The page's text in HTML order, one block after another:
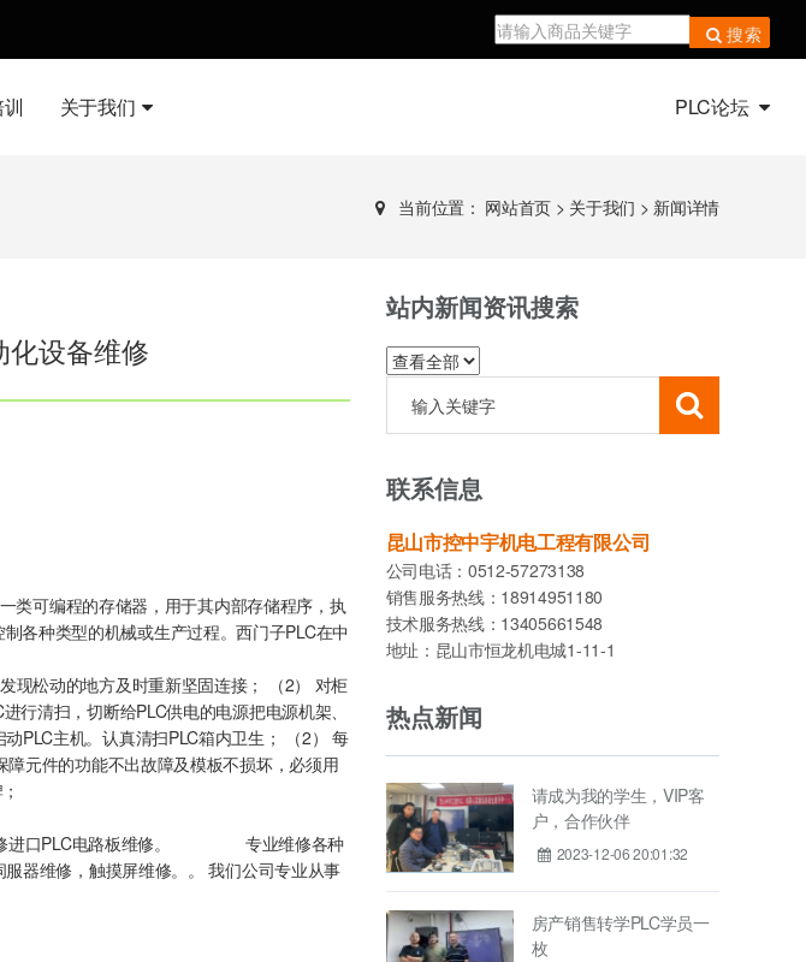
搜索
关于我们 PLC论坛
当前位置： 网站首页 > 关于我们 > 新闻详情
化设备维修
类可编程的存储器，用于其内部存储程序，执
各种类型的机械或生产过程。西门子PLC在中
现松动的地方及时重新坚固连接； （2） 对柜
行清扫，切断给PLC供电的电源把电源机架、
PLC主机。认真清扫PLC箱内卫生； （2） 每
元件的功能不出故障及模板不损坏，必须用
维修进口PLC电路板维修。 专业维修各种
器维修，触摸屏维修。。 我们公司专业从事
站内新闻资讯搜索
联系信息
昆山市控中宇机电工程有限公司
公司电话：0512-57273138
销售服务热线：18914951180
技术服务热线：13405661548
地址：昆山市恒龙机电城1-11-1
热点新闻
请成为我的学生，VIP客
户，合作伙伴
2023-12-06 20:01:32
房产销售转学PLC学员一
枚